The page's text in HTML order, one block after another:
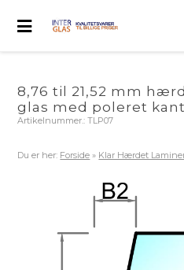
8,76 til 21,52 mm
glas med poleret
Artikelnummer.:TLP07
Du er her: Forside » Klar Hærdet